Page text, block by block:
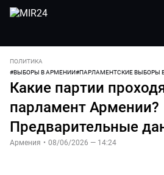
ПОЛИТИКА
#ВЫБОРЫ В АРМЕНИИ#ПАРЛАМЕНТСКИЕ ВЫБОРЫ
Какие партии
парламент Армении?
Предварительные
Армения • 08/06/2026 — 14:24